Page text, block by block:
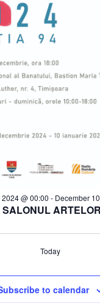
@ 00:00 - December
Today
to calendar